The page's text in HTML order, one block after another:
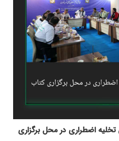
تخلیه اضطراری در محل برگزاری